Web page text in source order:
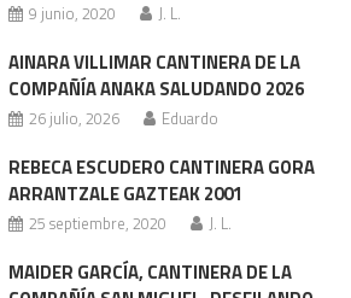
9 junio, 2020 J. L.
AINARA VILLIMAR CANTINERA DE LA
COMPAÑÍA ANAKA SALUDANDO 2026
26 julio, 2026 Eduardo
REBECA ESCUDERO CANTINERA GORA
ARRANTZALE GAZTEAK 2001
25 septiembre, 2020 J. L.
MAIDER GARCÍA, CANTINERA DE LA